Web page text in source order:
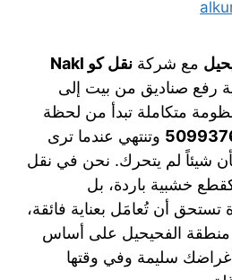
مع شركة
نقل كو Nakl
رفع صناديق من بيت إلى
متكاملة تبدأ من لحظة
وتنتهي عندما ترى
شيئاً لم يتحرك. نحن في نقل
خشبية باردة، بل
أن تُعامَل بعناية فائقة،
منطقة الفحيحيل على أساس
سليمة وفي وقتها